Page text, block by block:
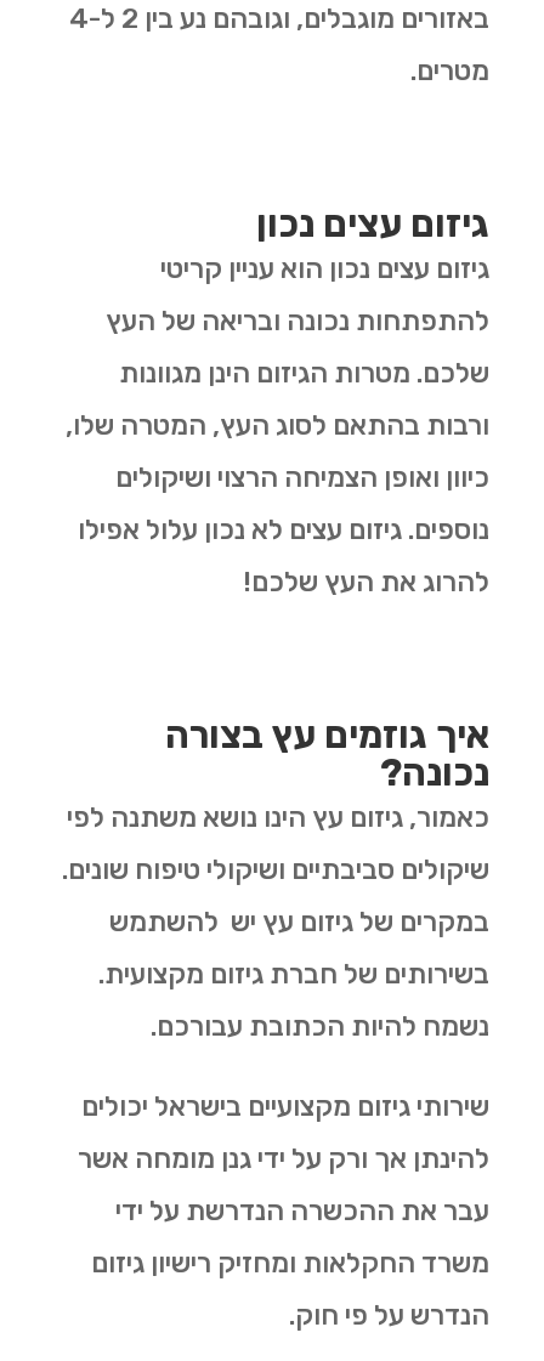
באזורים מוגבלים, וגובהם נע בין 2
ל-4
מטרים.
גיזום עצים נכון
גיזום עצים נכון הוא עניין קריטי
להתפתחות נכונה ובריאה של העץ
שלכם. מטרות הגיזום הינן מגוונות
ורבות בהתאם לסוג העץ, המטרה שלו,
כיוון ואופן הצמיחה הרצוי ושיקולים
נוספים. גיזום עצים לא נכון עלול אפילו
להרוג את העץ שלכם!
איך גוזמים עץ בצורה
נכונה?
כאמור, גיזום עץ הינו נושא משתנה לפי
שיקולים סביבתיים ושיקולי טיפוח שונים.
במקרים של גיזום עץ יש להשתמש
בשירותים של חברת גיזום מקצועית.
נשמח להיות הכתובת עבורכם.
שירותי גיזום מקצועיים בישראל יכולים
להינתן אך ורק על ידי גנן מומחה אשר
עבר את ההכשרה הנדרשת על ידי
משרד החקלאות ומחזיק רישיון גיזום
הנדרש על פי חוק.